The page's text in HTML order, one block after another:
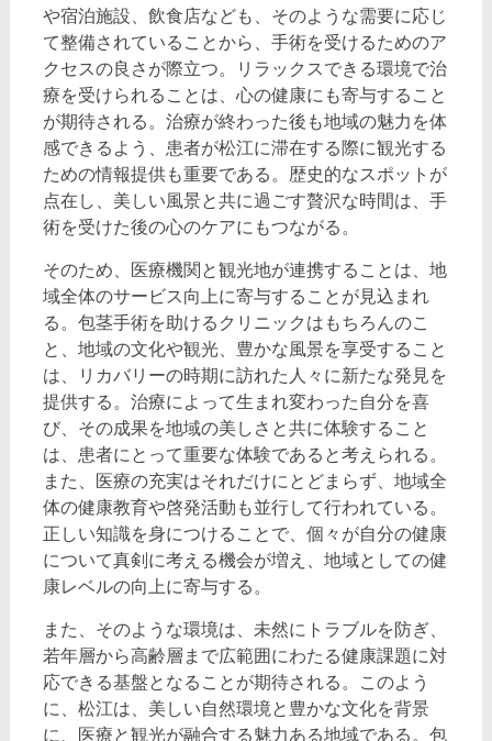
や宿泊施設、飲食店なども、そのような需要に応じ
て整備されていることから、手術を受けるためのア
クセスの良さが際立つ。リラックスできる環境で治
療を受けられることは、心の健康にも寄与すること
が期待される。治療が終わった後も地域の魅力を体
感できるよう、患者が松江に滞在する際に観光する
ための情報提供も重要である。歴史的なスポットが
点在し、美しい風景と共に過ごす贅沢な時間は、手
術を受けた後の心のケアにもつながる。
そのため、医療機関と観光地が連携することは、地
域全体のサービス向上に寄与することが見込まれ
る。包茎手術を助けるクリニックはもちろんのこ
と、地域の文化や観光、豊かな風景を享受すること
は、リカバリーの時期に訪れた人々に新たな発見を
提供する。治療によって生まれ変わった自分を喜
び、その成果を地域の美しさと共に体験すること
は、患者にとって重要な体験であると考えられる。
また、医療の充実はそれだけにとどまらず、地域全
体の健康教育や啓発活動も並行して行われている。
正しい知識を身につけることで、個々が自分の健康
について真剣に考える機会が増え、地域としての健
康レベルの向上に寄与する。
また、そのような環境は、未然にトラブルを防ぎ、
若年層から高齢層まで広範囲にわたる健康課題に対
応できる基盤となることが期待される。このよう
に、松江は、美しい自然環境と豊かな文化を背景
に、医療と観光が融合する魅力ある地域である。包